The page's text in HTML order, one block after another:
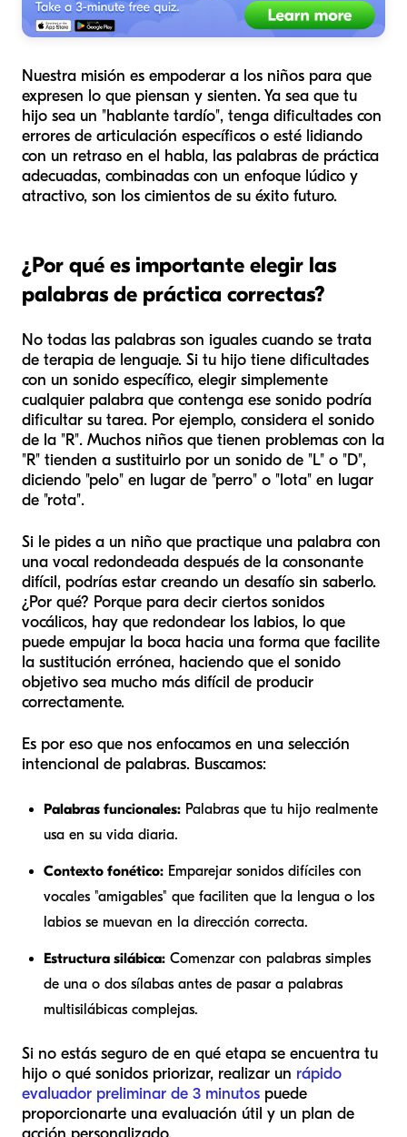
Nuestra misión es empoderar a los niños para que
expresen lo que piensan y sienten. Ya sea que tu
hijo sea un "hablante tardío", tenga dificultades con
errores de articulación específicos o esté lidiando
con un retraso en el habla, las palabras de práctica
adecuadas, combinadas con un enfoque lúdico y
atractivo, son los cimientos de su éxito futuro.
¿Por qué es importante elegir las
palabras de práctica correctas?
No todas las palabras son iguales cuando se trata
de terapia de lenguaje. Si tu hijo tiene dificultades
con un sonido específico, elegir simplemente
cualquier palabra que contenga ese sonido podría
dificultar su tarea. Por ejemplo, considera el sonido
de la "R". Muchos niños que tienen problemas con la
"R" tienden a sustituirlo por un sonido de "L" o "D",
diciendo "pelo" en lugar de "perro" o "lota" en lugar
de "rota".
Si le pides a un niño que practique una palabra con
una vocal redondeada después de la consonante
difícil, podrías estar creando un desafío sin saberlo.
¿Por qué? Porque para decir ciertos sonidos
vocálicos, hay que redondear los labios, lo que
puede empujar la boca hacia una forma que facilite
la sustitución errónea, haciendo que el sonido
objetivo sea mucho más difícil de producir
correctamente.
Es por eso que nos enfocamos en una selección
intencional de palabras. Buscamos:
Palabras funcionales: Palabras que tu hijo realmente
usa en su vida diaria.
Contexto fonético: Emparejar sonidos difíciles con
vocales "amigables" que faciliten que la lengua o los
labios se muevan en la dirección correcta.
Estructura silábica: Comenzar con palabras simples
de una o dos sílabas antes de pasar a palabras
multisilábicas complejas.
Si no estás seguro de en qué etapa se encuentra tu
hijo o qué sonidos priorizar, realizar un rápido
evaluador preliminar de 3 minutos puede
proporcionarte una evaluación útil y un plan de